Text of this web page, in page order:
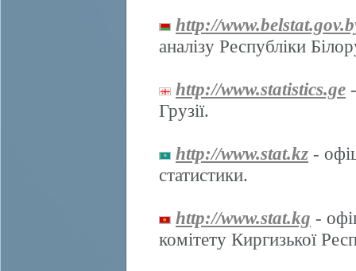
http://
аналізу Республіки
http://www.statistics.ge
Грузії.
http://www.stat.kz -
статистики.
http://www.stat.kg -
комітету Киргизької